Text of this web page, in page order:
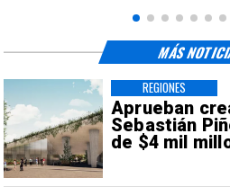
Aprueban
Sebastián
de $4 mil
REGIONES
MÁS